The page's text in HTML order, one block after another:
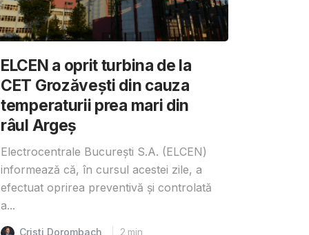
ELCEN a oprit turbina de la
CET Grozăvești din cauza
temperaturii prea mari din
râul Argeș
Electrocentrale București S.A. (ELCEN)
informează că, în cursul acestei zile, a
efectuat oprirea preventivă și controlată
a...
Cristi Dorombach 2 min